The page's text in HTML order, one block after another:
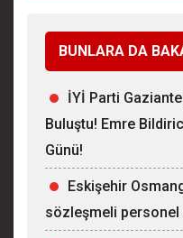
BUNLARA DA
İYİ Parti
Buluştu! Emre
Günü!
Eskişehir
sözleşmeli personel